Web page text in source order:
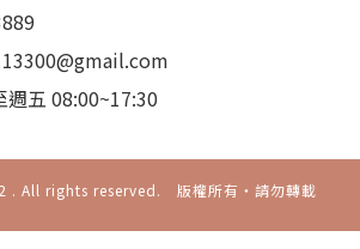
五 08:00~17:30
. All rights reserved. 版權所有‧請勿轉載